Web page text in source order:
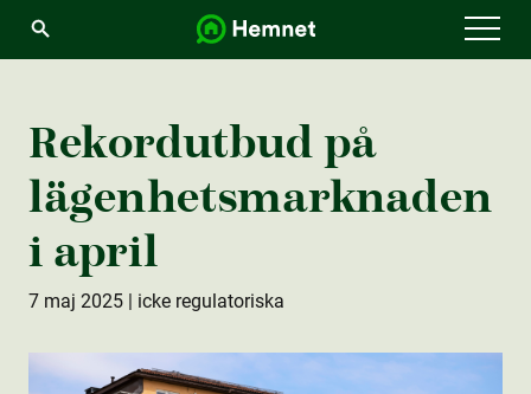
Rekordutbud på
lägenhetsmarknaden
i april
7 maj 2025 | icke regulatoriska